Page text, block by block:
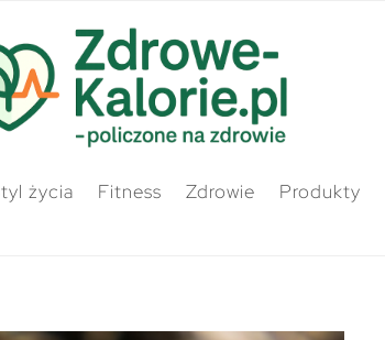
życia Fitness Zdrowie Produkty